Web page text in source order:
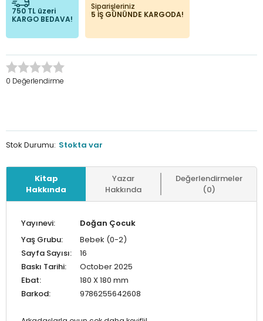
750 TL üzeri
KARGO BEDAVA!
Siparişleriniz
5 İŞ GÜNÜNDE KARGODA!
0 Değerlendirme
Stok Durumu: Stokta var
Kitap
Hakkında
Yazar
Hakkında
Değerlendirmeler
(0)
Yayınevi:
Doğan Çocuk
Yaş Grubu:
Bebek (0-2)
Sayfa Sayısı:
16
Baskı Tarihi:
October 2025
Ebat:
180 X 180 mm
Barkod:
9786255642608